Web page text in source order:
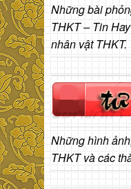
Những bài
THKT – Tin
nhân vật THKT.
Những hình
THKT và các